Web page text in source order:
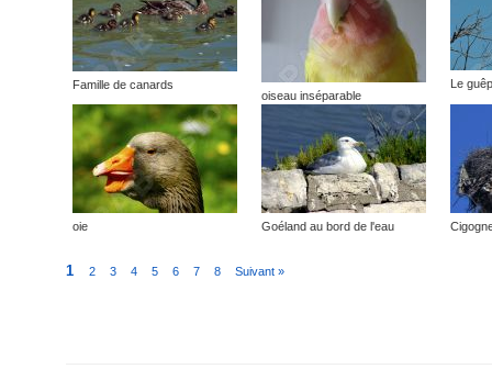
Famille de canards
oiseau inséparable
Le
oie Goéland au bord de l'eau
1 2 3 4 5 6 7 8 Suivant »